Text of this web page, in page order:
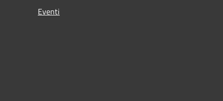
Eventi